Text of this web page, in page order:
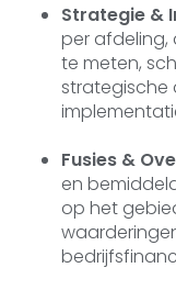
Strategie &
per afdeling,
te meten,
strategische
Fusies &
en
op het